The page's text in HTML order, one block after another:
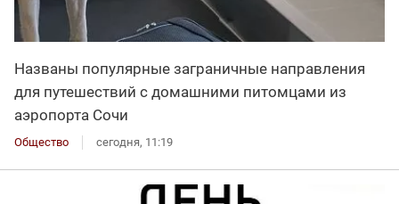
Названы популярные заграничные направления
для путешествий с домашними питомцами из
аэропорта Сочи
Общество сегодня, 11:19